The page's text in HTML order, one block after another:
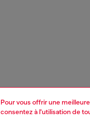
Pour vous offrir une
consentez à l'utilisation de